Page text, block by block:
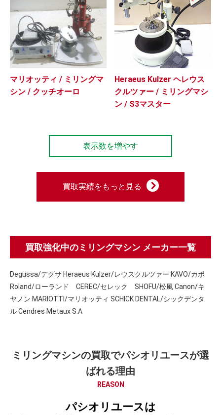
マリオッティ / ミリングマ
シン / クッチオーロ
Heraeus Kulzer ヘレウス
クルツァー / ミリングマシ
ン / S3マスター
表示数を増やす
買取実績をもっと見る
買取強化中のミリングマシン メーカー一覧
Degussa/デグサ Heraeus Kulzer/レウスクルツァー KAVO/カボ
Roland/ローランド CEREC/セレック SHOFU/松風 Canon/キ
ヤノン MARIOTTI/マリオッティ SCHICK DENTAL/シックデンタ
ル Cendres Metaux S.A
ミリングマシンの買取でパシオリユースが選
ばれる理由
REASON
パシオリユースは